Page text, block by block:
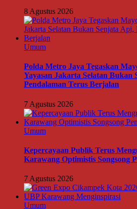
8 Agustus 2026
Umum
Polda Metro Jaya Tegaskan
Yayasan Jakarta Selatan Bukan
Pendalaman Terus Berjalan
7 Agustus 2026
Umum
Kepercayaan Publik Terus
Karawang Optimistis Songsong
7 Agustus 2026
Umum